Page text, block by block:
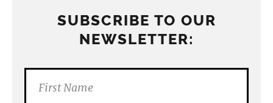
SUBSCRIBE TO OUR
NEWSLETTER: